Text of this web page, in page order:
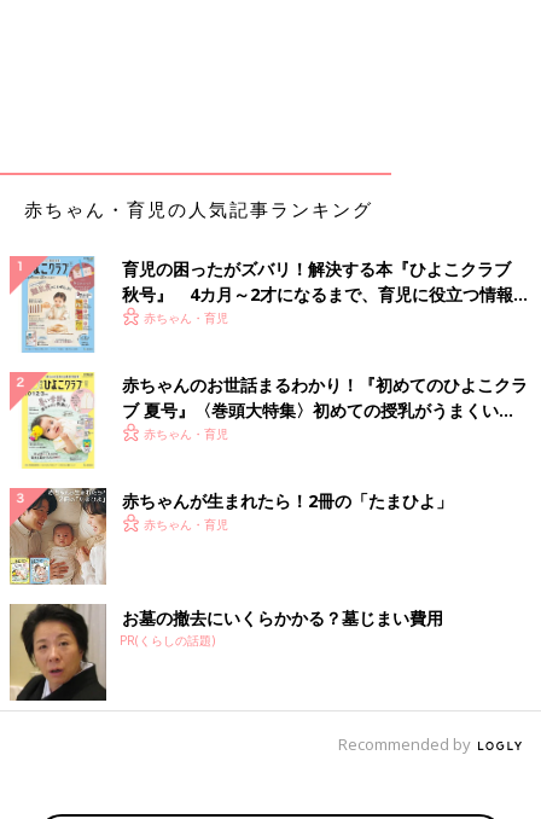
赤ちゃん・育児の人気記事ランキング
育児の困ったがズバリ！解決する本『ひよこクラブ
秋号』 4カ月～2才になるまで、育児に役立つ情報が
いっぱい！
赤ちゃん・育児
赤ちゃんのお世話まるわかり！『初めてのひよこクラ
ブ 夏号』〈巻頭大特集〉初めての授乳がうまくい
く！ おっぱい・ミルクの基本と夏のトラブル 解決テ
赤ちゃん・育児
赤ちゃんが生まれたら！2冊の「たまひよ」
赤ちゃん・育児
お墓の撤去にいくらかかる？墓じまい費用
PR(くらしの話題)
Recommended by